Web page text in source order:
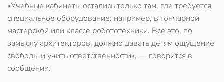
«Учебные кабинеты остались только там, где требуется
специальное оборудование: например, в гончарной
мастерской или классе робототехники. Все это, по
замыслу архитекторов, должно давать детям ощущение
свободы и учить ответственности», — говорится в
сообщении.